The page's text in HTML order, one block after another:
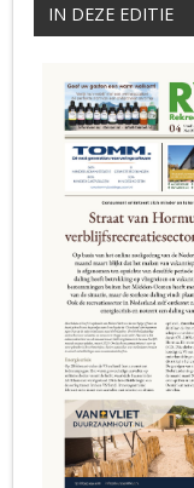
IN DEZE EDITIE